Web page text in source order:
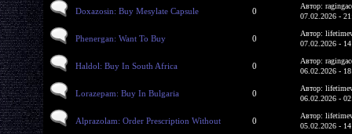
Doxazosin: Buy Mesylate Capsule 0
Автор:
07.02.2026 -
Phenergan: Want To Buy 0
Автор:
07.02.2026 -
Haldol: Buy In South Africa 0
Автор:
06.02.2026 -
Lorazepam: Buy In Bulgaria 0
Автор:
06.02.2026 -
Alprazolam: Order Prescription Without 0
Автор:
05.02.2026 -